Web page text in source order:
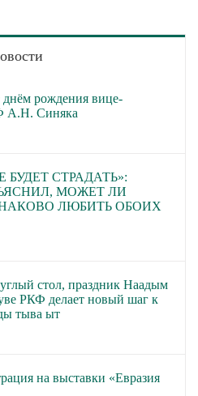
днём рождения вице-
А.Н. Синяка
СТРАДАТЬ»:
МОЖЕТ ЛИ
ЛЮБИТЬ ОБОИХ
стол, праздник Наадым
РКФ делает новый шаг к
тыва ыт
на выставки «Евразия